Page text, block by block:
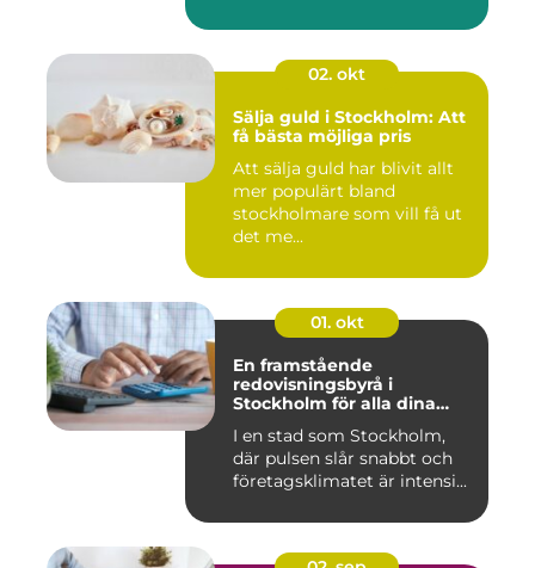
02. okt
Sälja guld i Stockholm: Att
få bästa möjliga pris
Att sälja guld har blivit allt
mer populärt bland
stockholmare som vill få ut
det me...
01. okt
En framstående
redovisningsbyrå i
Stockholm för alla dina
I en stad som Stockholm,
där pulsen slår snabbt och
företagsklimatet är intensi...